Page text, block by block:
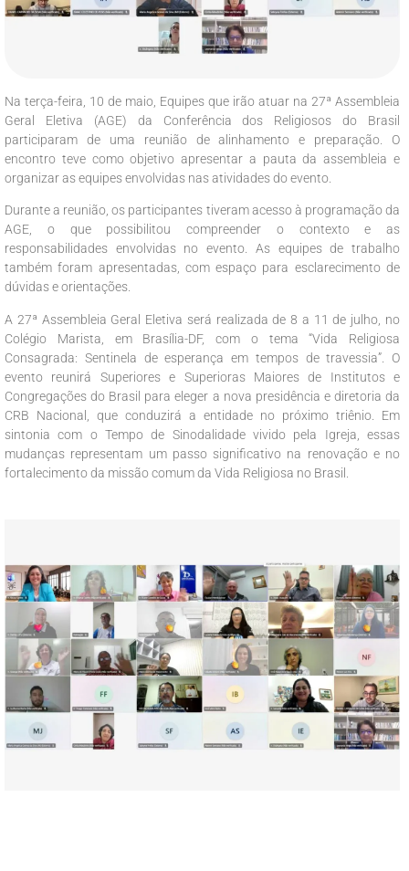
Na terça-feira, 10 de maio, Equipes que irão atuar na 27ª Assembleia
Geral Eletiva (AGE) da Conferência dos Religiosos do Brasil
participaram de uma reunião de alinhamento e preparação. O
encontro teve como objetivo apresentar a pauta da assembleia e
organizar as equipes envolvidas nas atividades do evento.
Durante a reunião, os participantes tiveram acesso à programação da
AGE, o que possibilitou compreender o contexto e as
responsabilidades envolvidas no evento. As equipes de trabalho
também foram apresentadas, com espaço para esclarecimento de
dúvidas e orientações.
A 27ª Assembleia Geral Eletiva será realizada de 8 a 11 de julho, no
Colégio Marista, em Brasília-DF, com o tema “Vida Religiosa
Consagrada: Sentinela de esperança em tempos de travessia”. O
evento reunirá Superiores e Superioras Maiores de Institutos e
Congregações do Brasil para eleger a nova presidência e diretoria da
CRB Nacional, que conduzirá a entidade no próximo triênio. Em
sintonia com o Tempo de Sinodalidade vivido pela Igreja, essas
mudanças representam um passo significativo na renovação e no
fortalecimento da missão comum da Vida Religiosa no Brasil.